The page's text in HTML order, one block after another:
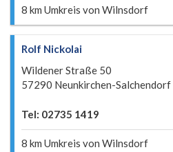
8 km Umkreis von Wilnsdorf
Rolf Nickolai
Wildener Straße 50
57290 Neunkirchen-Salchendorf
Tel: 02735 1419
8 km Umkreis von Wilnsdorf